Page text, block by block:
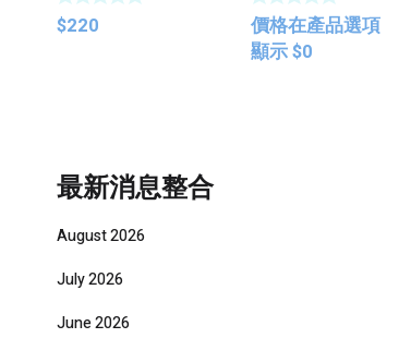
$220
價格在產品選項
顯示$0
最新消息整合
August 2026
July 2026
June 2026